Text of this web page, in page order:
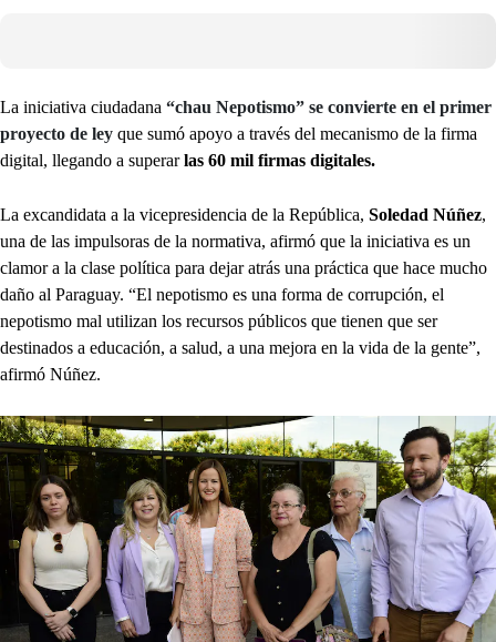
La iniciativa ciudadana “chau Nepotismo” se convierte en el primer
proyecto de ley que sumó apoyo a través del mecanismo de la firma
digital, llegando a superarlas 60 mil firmas digitales.
La excandidata a la vicepresidencia de la República, Soledad Núñez,
una de las impulsoras de la normativa, afirmó que la iniciativa es un
clamor a la clase política para dejar atrás una práctica que hace mucho
daño al Paraguay. “El nepotismo es una forma de corrupción, el
nepotismo mal utilizan los recursos públicos que tienen que ser
destinados a educación, a salud, a una mejora en la vida de la gente”,
afirmó Núñez.